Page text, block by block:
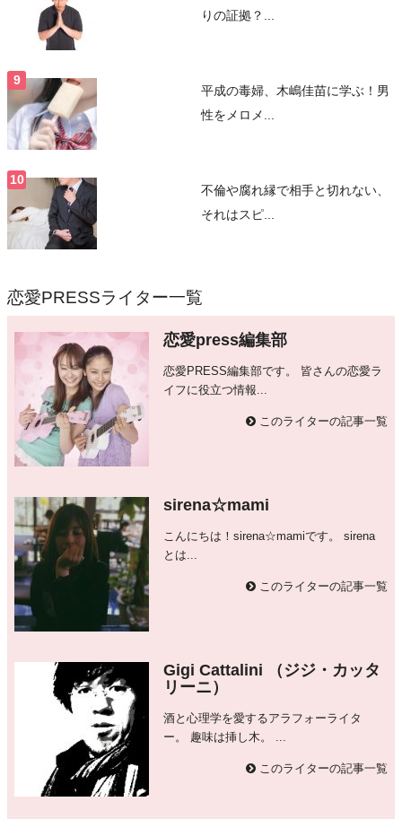
りの証拠？...
平成の毒婦、木嶋佳苗に学ぶ！男
性をメロメ...
不倫や腐れ縁で相手と切れない、
それはスピ...
恋愛PRESSライター一覧
恋愛press編集部
恋愛PRESS編集部です。 皆さんの恋愛ラ
イフに役立つ情報...
このライターの記事一覧
sirena☆mami
こんにちは！sirena☆mamiです。 sirena
とは...
このライターの記事一覧
Gigi Cattalini （ジジ・カッタ
リーニ）
酒と心理学を愛するアラフォーライタ
ー。 趣味は挿し木。 ...
このライターの記事一覧